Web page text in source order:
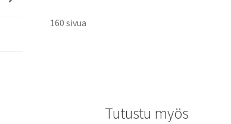
160 sivua
Tutustu myös